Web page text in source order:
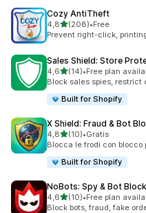
Cozy AntiTheft
4,8stelle su 5
(208)
208 recensioni totali
•Free
Prevent right-click,
Sales Shield: Store
4,6stelle su 5
(14)
14 recensioni totali
•Free plan
Block sales spies, restrict
Built for Shopify
X Shield: Fraud & Bot
4,8stelle su 5
(10)
10 recensioni totali
•Gratis
Blocca le frodi con blocco
Built for Shopify
NoBots: Spy & Bot
4,6stelle su 5
(10)
10 recensioni totali
•Free plan
Block bots, fraud, fake